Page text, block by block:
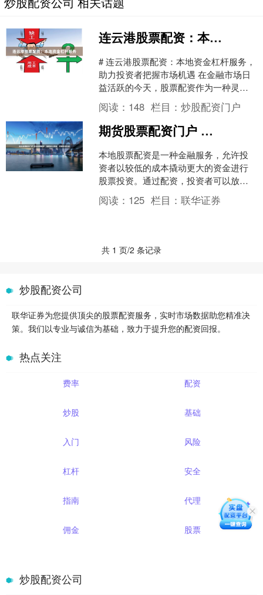
连云港股票配资：本地资金杠杆服务
# 连云港股票配资：本地资金杠杆服务，
助力投资者把握市场机遇 在金融市场日
益活跃的今天，股票配资作为一种灵活
的资金杠杆工具，正受到越来越多投资
者的关注。对于连云....
阅读： 148 栏目：炒股配资门户
期货股票配资门户 本地股票配资：助您放大收益，把握市场机遇
本地股票配资是一种金融服务，允许投
资者以较低的成本撬动更大的资金进行
股票投资。通过配资，投资者可以放大
收益期货股票配资门户，把握市场机
遇。 与其他投资方式相比，....
阅读： 125 栏目：联华证券
共 1 页/2 条记录
炒股配资公司
联华证券为您提供顶尖的股票配资服务，实时市场数据助您精准决
策。我们以专业与诚信为基础，致力于提升您的配资回报。
热点关注
费率 配资
炒股 基础
入门 风险
杠杆 安全
指南 代理
佣金 股票
炒股配资公司